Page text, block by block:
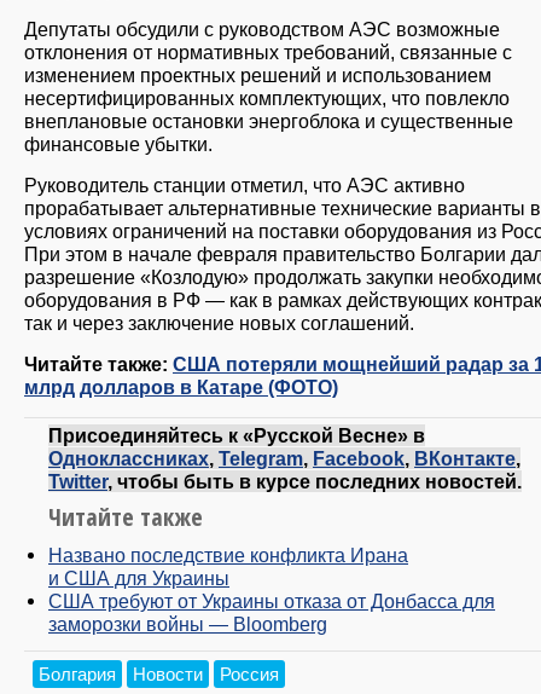
Депутаты обсудили с руководством АЭС возможные
отклонения от нормативных требований, связанные с
изменением проектных решений и использованием
несертифицированных комплектующих, что повлекло
внеплановые остановки энергоблока и существенные
финансовые убытки.
Руководитель станции отметил, что АЭС активно
прорабатывает альтернативные технические варианты в
условиях ограничений на поставки оборудования из
При этом в начале февраля правительство Болгарии
разрешение «Козлодую» продолжать закупки
оборудования в РФ — как в рамках действующих
так и через заключение новых соглашений.
Читайте также: США потеряли мощнейший радар за
млрд долларов в Катаре (ФОТО)
Присоединяйтесь к «Русской Весне» в
Одноклассниках, Telegram, Facebook, ВКонтакте,
Twitter, чтобы быть в курсе последних новостей.
Читайте также
Названо последствие конфликта Ирана
и США для Украины
США требуют от Украины отказа от Донбасса для
заморозки войны — Bloomberg
Болгария Новости Россия